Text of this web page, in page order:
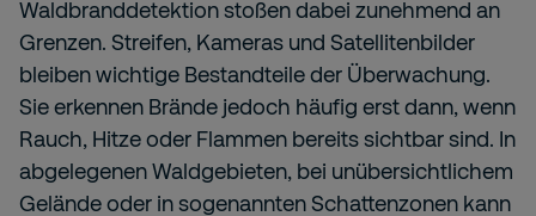
Waldbranddetektion stoßen dabei zunehmend an
Grenzen. Streifen, Kameras und Satellitenbilder
bleiben wichtige Bestandteile der Überwachung.
Sie erkennen Brände jedoch häufig erst dann, wenn
Rauch, Hitze oder Flammen bereits sichtbar sind. In
abgelegenen Waldgebieten, bei unübersichtlichem
Gelände oder in sogenannten Schattenzonen kann